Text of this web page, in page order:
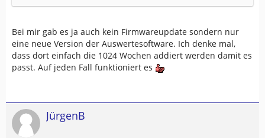
Bei mir gab es ja auch kein Firmwareupdate sondern nur
eine neue Version der Auswertesoftware. Ich denke mal,
dass dort einfach die 1024 Wochen addiert werden damit es
passt. Auf jeden Fall funktioniert es
JürgenB